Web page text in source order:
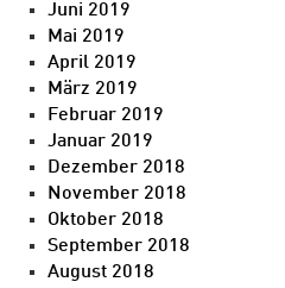
Juni 2019
Mai 2019
April 2019
März 2019
Februar 2019
Januar 2019
Dezember 2018
November 2018
Oktober 2018
September 2018
August 2018